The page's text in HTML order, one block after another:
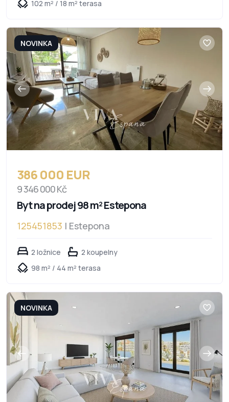
102 m² / 18 m² terasa
NOVINKA
386 000 EUR
9 346 000 Kč
Byt na prodej 98 m² Estepona
125451853 | Estepona
2 ložnice
2 koupelny
98 m² / 44 m² terasa
NOVINKA